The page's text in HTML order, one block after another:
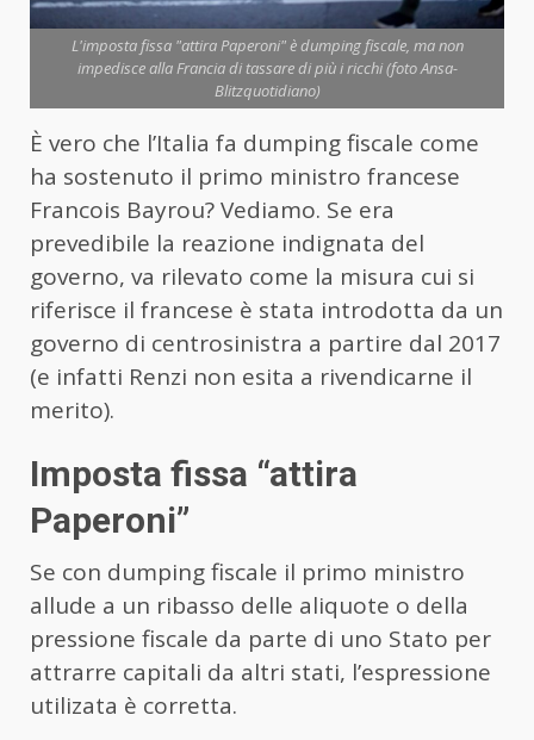
L'imposta fissa "attira Paperoni" è dumping fiscale, ma non
impedisce alla Francia di tassare di più i ricchi (foto Ansa-
Blitzquotidiano)
È vero che l’Italia fa dumping fiscale come
ha sostenuto il primo ministro francese
Francois Bayrou? Vediamo. Se era
prevedibile la reazione indignata del
governo, va rilevato come la misura cui si
riferisce il francese è stata introdotta da un
governo di centrosinistra a partire dal 2017
(e infatti Renzi non esita a rivendicarne il
merito).
Imposta fissa “attira
Paperoni”
Se con dumping fiscale il primo ministro
allude a un ribasso delle aliquote o della
pressione fiscale da parte di uno Stato per
attrarre capitali da altri stati, l’espressione
utilizata è corretta.